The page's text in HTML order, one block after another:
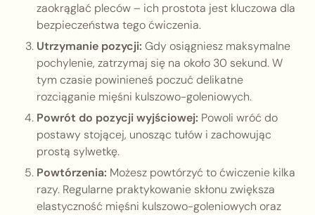
zaokrąglać pleców – ich prostota jest kluczowa dla
bezpieczeństwa tego ćwiczenia.
Utrzymanie pozycji: Gdy osiągniesz maksymalne
pochylenie, zatrzymaj się na około 30 sekund. W
tym czasie powinieneś poczuć delikatne
rozciąganie mięśni kulszowo-goleniowych.
Powrót do pozycji wyjściowej: Powoli wróć do
postawy stojącej, unosząc tułów i zachowując
prostą sylwetkę.
Powtórzenia: Możesz powtórzyć to ćwiczenie kilka
razy. Regularne praktykowanie skłonu zwiększa
elastyczność mięśni kulszowo-goleniowych oraz